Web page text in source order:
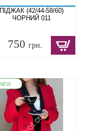
ПІДЖАК (42/44-58/60)
ЧОРНИЙ 011
750грн.